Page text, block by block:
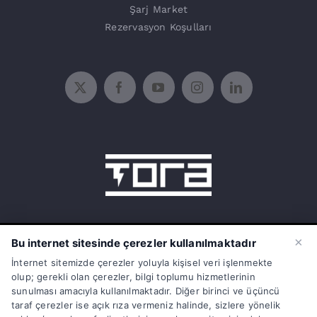
Şarj Market
Rezervasyon Koşulları
15 Temmuz Mah. 1468 Sok. No:5/31
info@torasarj.com
torateknik@hs01.kep.tr
×
Bu internet sitesinde çerezler kullanılmaktadır
İnternet sitemizde çerezler yoluyla kişisel veri işlenmekte
olup; gerekli olan çerezler, bilgi toplumu hizmetlerinin
sunulması amacıyla kullanılmaktadır. Diğer birinci ve üçüncü
taraf çerezler ise açık rıza vermeniz halinde, sizlere yönelik